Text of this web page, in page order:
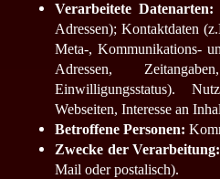
Verarbeitete Datenarten:
Adressen); Kontaktdaten
Meta-, Kommunikations-
Adressen,
Einwilligungsstatus).
Webseiten, Interesse an
Betroffene Personen:
Zwecke der Verarbeitung:
Mail oder postalisch).